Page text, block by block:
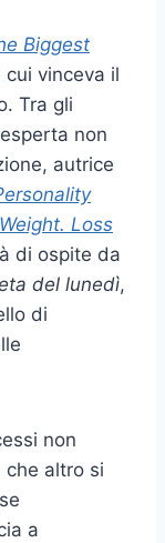
Biggest
cui vinceva il
Tra gli
non
autrice
Loss
di ospite da
del lunedì,
di
non
che altro si
a